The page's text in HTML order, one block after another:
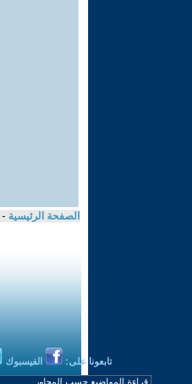
الصفحة الرئيسية -
تابعونا على: الفيسبوك